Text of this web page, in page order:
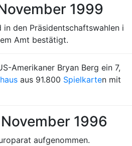
1999
in den Präsidentschaftswahlen i
Amt bestätigt.
Amerikaner Bryan Berg ein 7,
aus 91.800 Spielkarten mit
1996
aufgenommen.